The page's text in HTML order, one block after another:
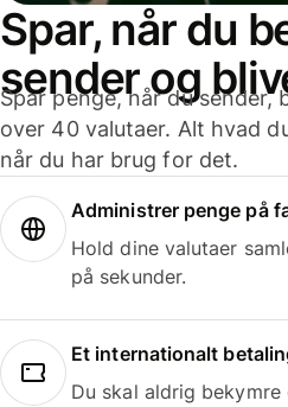
Spar, når du
sender og
Spar penge, når du sender,
over 40 valutaer. Alt hvad
når du har brug for det.
Administrer penge på
Hold dine valutaer
på sekunder.
Et internationalt
Du skal aldrig